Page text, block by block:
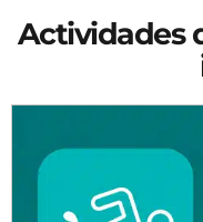
Actividades